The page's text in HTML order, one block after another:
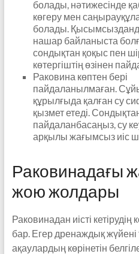
болады, нәтижесінде
көгеру мен
болады.
нашар байланыста
сондықтан қоқыс пен
көтергіштің өзінен
Раковина көптен бері
пайдаланылмаған.
құрылғыда қалған су
қызмет етеді.
пайдаланбасаңыз, су
арқылы жағымсыз иіс
Раковинадағы
жою жолдары
Раковинадан иісті
бар. Егер дренаждық жүйені
ақаулардың көрінетін